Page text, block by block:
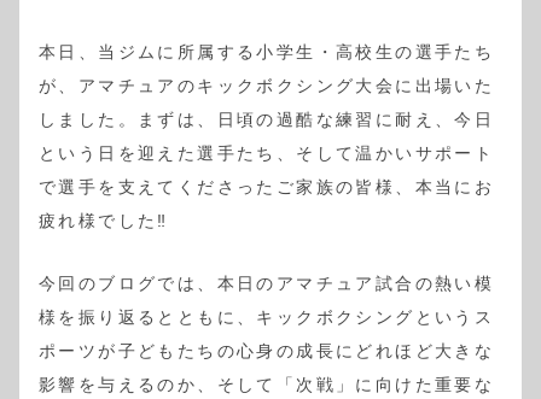
本日、当ジムに所属する小学生・高校生の選手たち
が、アマチュアのキックボクシング大会に出場いた
しました。まずは、日頃の過酷な練習に耐え、今日
という日を迎えた選手たち、そして温かいサポート
で選手を支えてくださったご家族の皆様、本当にお
疲れ様でした‼️
今回のブログでは、本日のアマチュア試合の熱い模
様を振り返るとともに、キックボクシングというス
ポーツが子どもたちの心身の成長にどれほど大きな
影響を与えるのか、そして「次戦」に向けた重要な